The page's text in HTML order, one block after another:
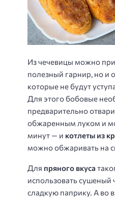
Из чечевицы можно
полезный гарнир, но и
которые не будут
Для этого бобовые
предварительно
обжаренным луком и
минут — и котлеты из
можно обжаривать на
Для пряного вкуса
использовать сушеный
сладкую паприку. А во